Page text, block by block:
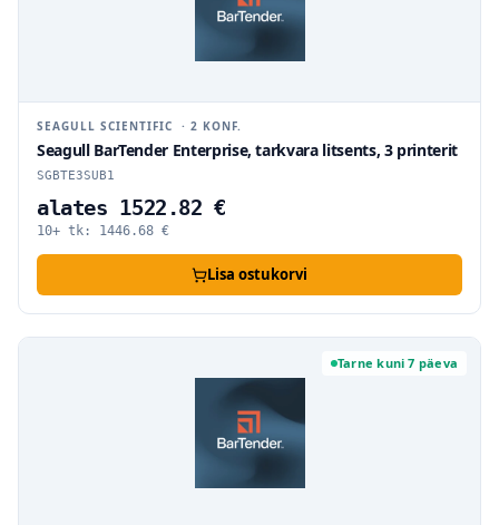
SEAGULL SCIENTIFIC · 2 KONF.
Seagull BarTender Enterprise, tarkvara litsents, 3 printerit
SGBTE3SUB1
alates 1522.82 €
10+ tk: 1446.68 €
Lisa ostukorvi
Tarne kuni 7 päeva